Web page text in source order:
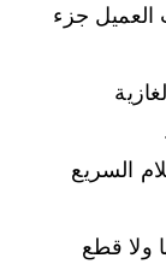
العميل جزء
السريع
ولا قطع